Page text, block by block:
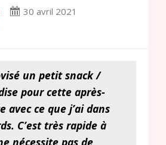
30 avril 2021
un petit snack /
pour cette après-
avec ce que j’ai dans
C’est très rapide à
nécessite pas de